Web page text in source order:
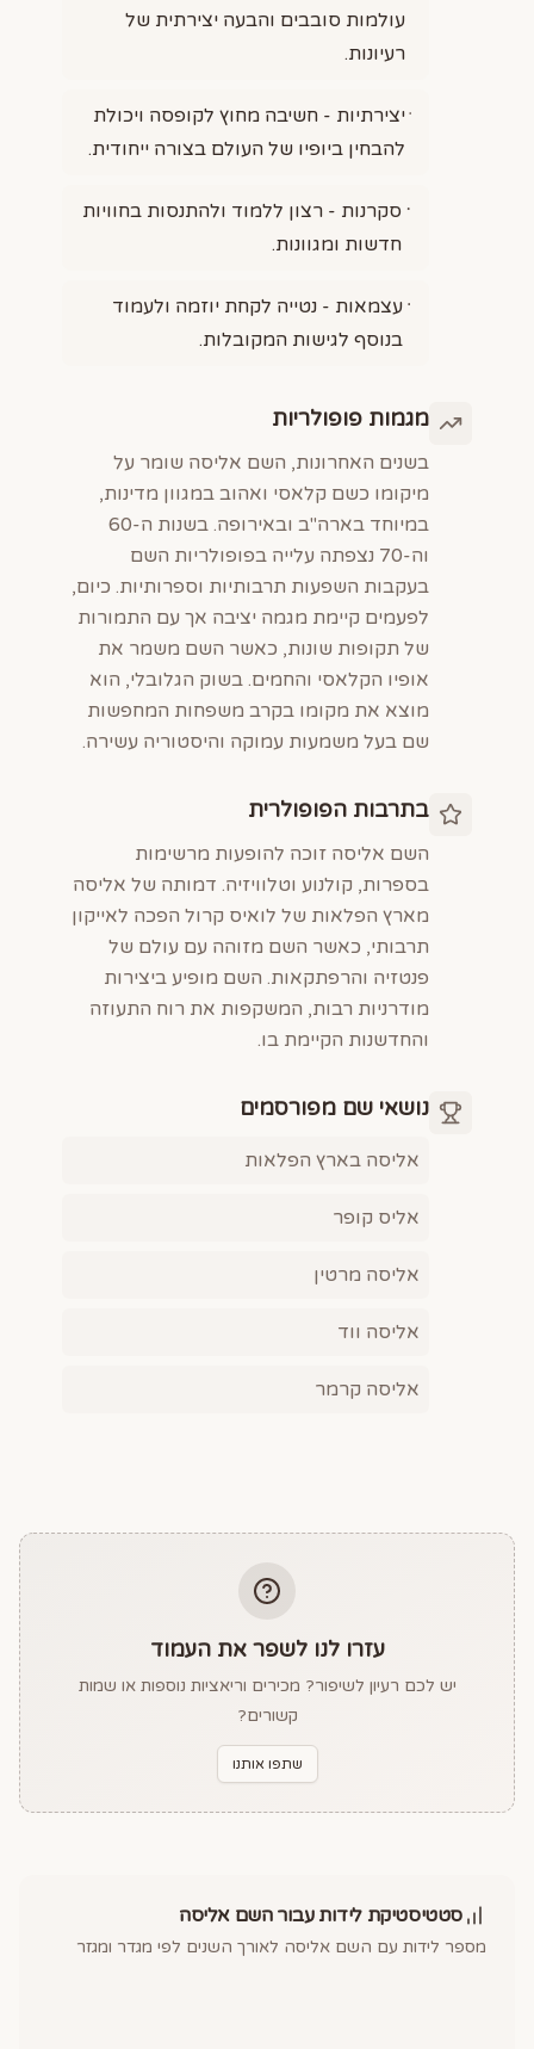
עולמות סובבים והבעה יצירתית של
רעיונות.
יצירתיות - חשיבה מחוץ לקופסה ויכולת
להבחין ביופיו של העולם בצורה ייחודית.
סקרנות - רצון ללמוד ולהתנסות בחוויות
חדשות ומגוונות.
עצמאות - נטייה לקחת יוזמה ולעמוד
בנוסף לגישות המקובלות.
מגמות פופולריות
בשנים האחרונות, השם אליסה שומר על
מיקומו כשם קלאסי ואהוב במגוון מדינות,
במיוחד בארה"ב ובאירופה. בשנות ה-60
וה-70 נצפתה עלייה בפופולריות השם
בעקבות השפעות תרבותיות וספרותיות. כיום,
לפעמים קיימת מגמה יציבה אך עם התמורות
של תקופות שונות, כאשר השם משמר את
אופיו הקלאסי והחמים. בשוק הגלובלי, הוא
מוצא את מקומו בקרב משפחות המחפשות
שם בעל משמעות עמוקה והיסטוריה עשירה.
בתרבות הפופולרית
השם אליסה זוכה להופעות מרשימות
בספרות, קולנוע וטלוויזיה. דמותה של אליסה
מארץ הפלאות של לואיס קרול הפכה לאייקון
תרבותי, כאשר השם מזוהה עם עולם של
פנטזיה והרפתקאות. השם מופיע ביצירות
מודרניות רבות, המשקפות את רוח התעוזה
והחדשנות הקיימת בו.
נושאי שם מפורסמים
אליסה בארץ הפלאות
אליס קופר
אליסה מרטין
אליסה ווד
אליסה קרמר
עזרו לנו לשפר את העמוד
יש לכם רעיון לשיפור? מכירים וריאציות נוספות או שמות
קשורים?
שתפו אותנו
סטטיסטיקת לידות עבור השם אליסה
מספר לידות עם השם אליסה לאורך השנים לפי מגדר ומגזר